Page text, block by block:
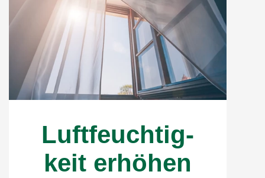
Luftfeuchtig­
keit erhöhen